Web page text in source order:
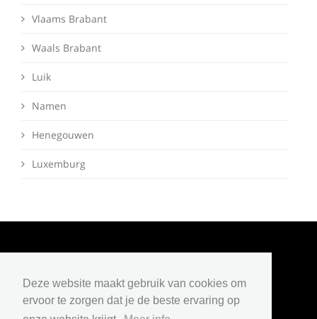
Deze website maakt gebruik van cookies om
ervoor te zorgen dat je de beste ervaring op
Vlaams Brabant
Waals Brabant
Luik
Namen
Henegouwen
Luxemburg
Copyright © 2018 - 2026 Portals BV